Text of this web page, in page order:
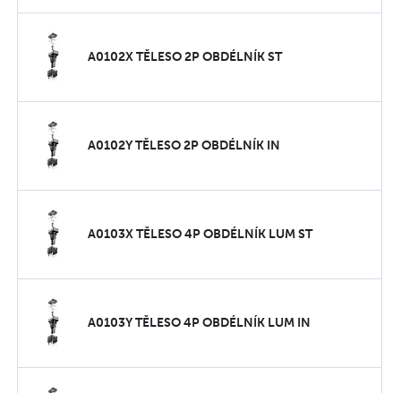
A0102X TĚLESO 2P OBDÉLNÍK ST
A0102Y TĚLESO 2P OBDÉLNÍK IN
A0103X TĚLESO 4P OBDÉLNÍK LUM ST
A0103Y TĚLESO 4P OBDÉLNÍK LUM IN